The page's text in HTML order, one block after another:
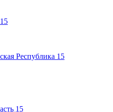
15
Республика 15
15